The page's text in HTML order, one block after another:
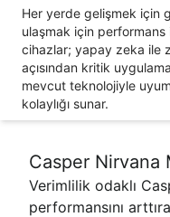
Her yerde gelişmek için
ulaşmak için performans
cihazlar; yapay zeka ile
açısından kritik
mevcut teknolojiyle
kolaylığı sunar.
Casper Nirvana
Verimlilik odaklı
performansını